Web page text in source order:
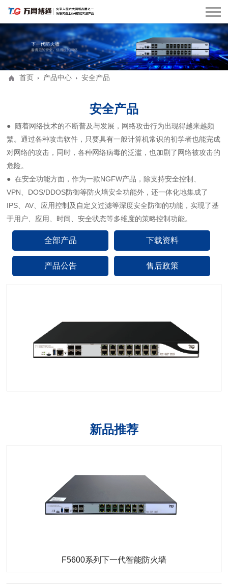
首页 产品中心 安全产品
安全产品
● 随着网络技术的不断普及与发展，网络攻击行为出现得越来越频
繁。通过各种攻击软件，只要具有一般计算机常识的初学者也能完成
对网络的攻击，同时，各种网络病毒的泛滥，也加剧了网络被攻击的
危险。
● 在安全功能方面，作为一款NGFW产品，除支持安全控制、
VPN、DOS/DDOS防御等防火墙安全功能外，还一体化地集成了
IPS、AV、应用控制及自定义过滤等深度安全防御的功能，实现了基
于用户、应用、时间、安全状态等多维度的策略控制功能。
全部产品 下载资料
产品公告 售后政策
新品推荐
F5600系列下一代智能防火墙